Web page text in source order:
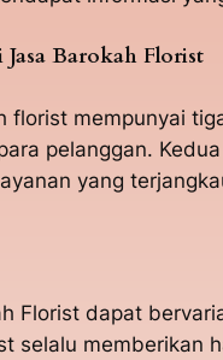
Barokah Florist
florist mempunyai
pelanggan.
yang
Florist dapat
selalu memberikan